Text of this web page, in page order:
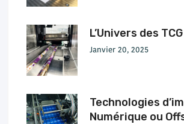
L’Univers des TCG
Janvier 20, 2025
Technologies
Numérique ou